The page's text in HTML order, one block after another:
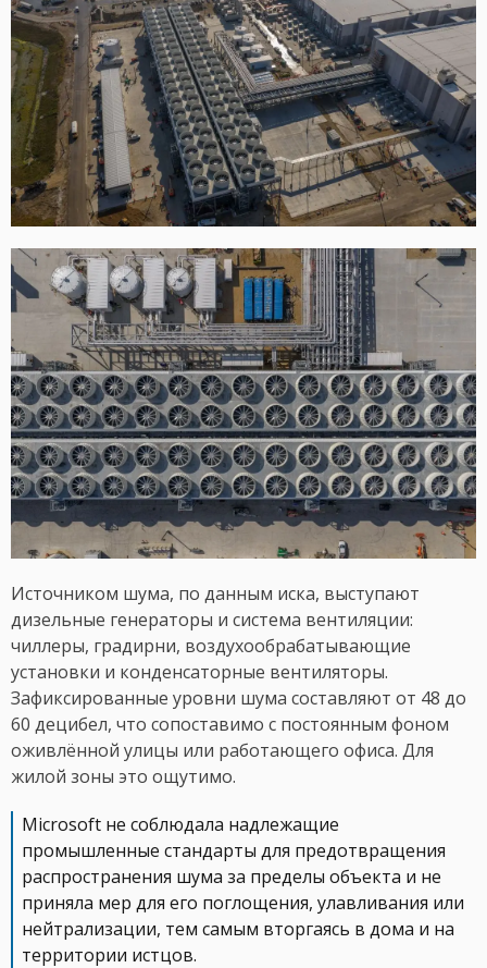
Источником шума, по данным иска, выступают
дизельные генераторы и система вентиляции:
чиллеры, градирни, воздухообрабатывающие
установки и конденсаторные вентиляторы.
Зафиксированные уровни шума составляют от 48 до
60 децибел, что сопоставимо с постоянным фоном
оживлённой улицы или работающего офиса. Для
жилой зоны это ощутимо.
Microsoft не соблюдала надлежащие
промышленные стандарты для предотвращения
распространения шума за пределы объекта и не
приняла мер для его поглощения, улавливания или
нейтрализации, тем самым вторгаясь в дома и на
территории истцов.